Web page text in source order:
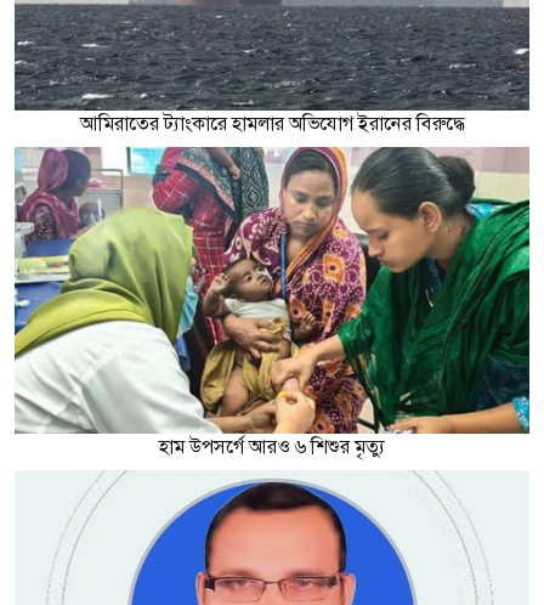
আমিরাতের ট্যাংকারে হামলার অভিযোগ ইরানের বিরুদ্ধে
হাম উপসর্গে আরও ৬ শিশুর মৃত্যু